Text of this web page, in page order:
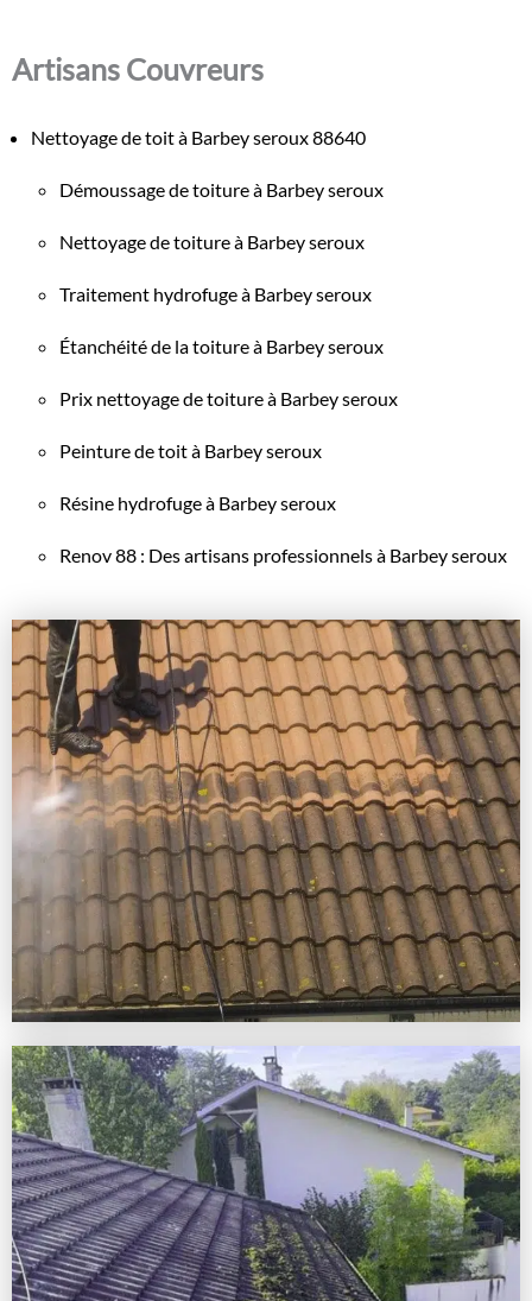
Artisans Couvreurs
Nettoyage de toit à Barbey seroux 88640
Démoussage de toiture à Barbey seroux
Nettoyage de toiture à Barbey seroux
Traitement hydrofuge à Barbey seroux
Étanchéité de la toiture à Barbey seroux
Prix nettoyage de toiture à Barbey seroux
Peinture de toit à Barbey seroux
Résine hydrofuge à Barbey seroux
Renov 88 : Des artisans professionnels à Barbey seroux